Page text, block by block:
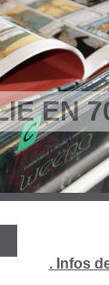
EN
. Infos